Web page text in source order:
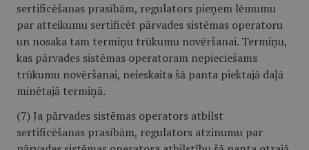
sertificēšanas prasībām, regulators pieņem lēmumu
par atteikumu sertificēt pārvades sistēmas operatoru
un nosaka tam termiņu trūkumu novēršanai. Termiņu,
kas pārvades sistēmas operatoram nepieciešams
trūkumu novēršanai, neieskaita šā panta piektajā daļā
minētajā termiņā.
(7) Ja pārvades sistēmas operators atbilst
sertificēšanas prasībām, regulators atzinumu par